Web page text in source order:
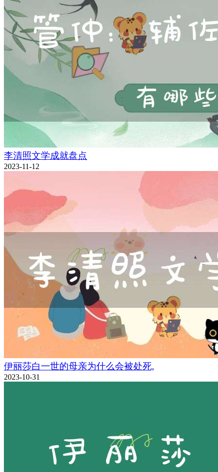
李清照文学成就盘点
2023-11-12
伊丽莎白一世的母亲为什么会被处死,
2023-10-31